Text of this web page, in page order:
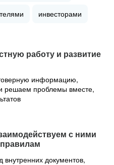
инвесторами
работу и развитие
информацию,
решаем проблемы вместе,
с ними
документов,